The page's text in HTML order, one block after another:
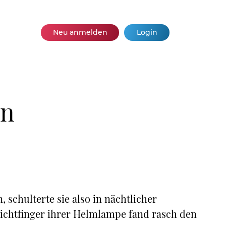
Neu anmelden Login
schulterte sie also in nächtlicher
ihrer Helmlampe fand rasch den